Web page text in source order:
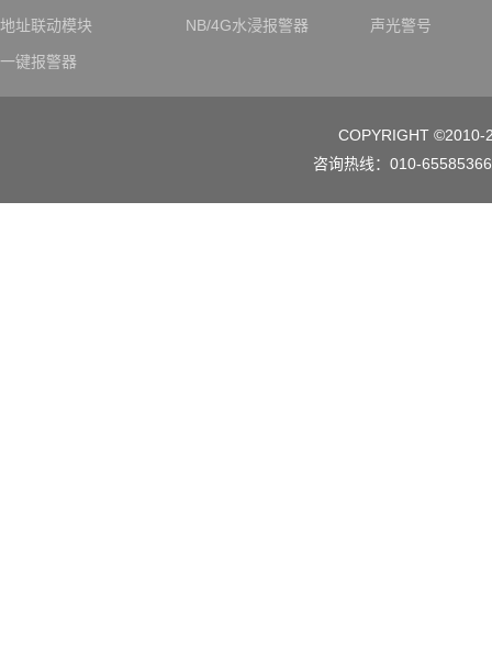
地址联动模块
一键报警器
NB/4G水浸报警器 声光警号
COPYRIGHT ©2010-
咨询热线：010-